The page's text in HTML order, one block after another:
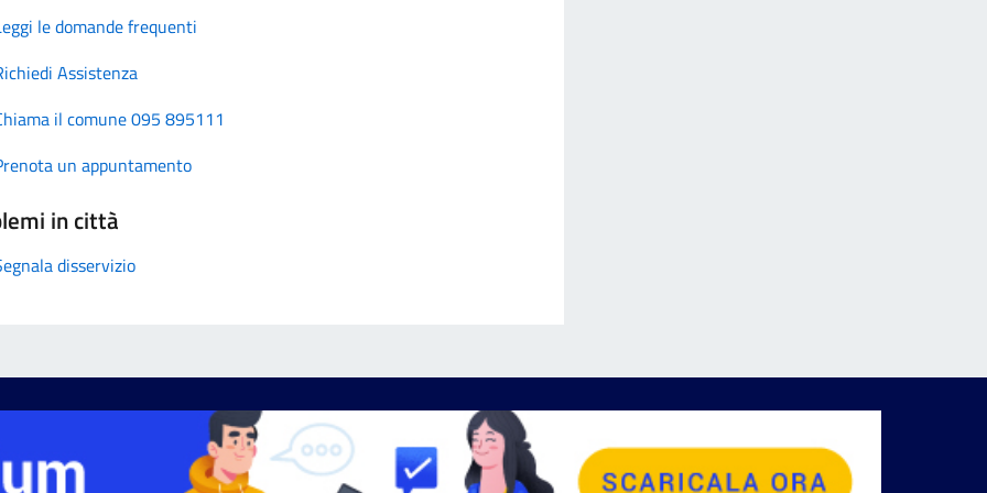
le domande frequenti
Assistenza
il comune 095 895111
un appuntamento
in città
disservizio